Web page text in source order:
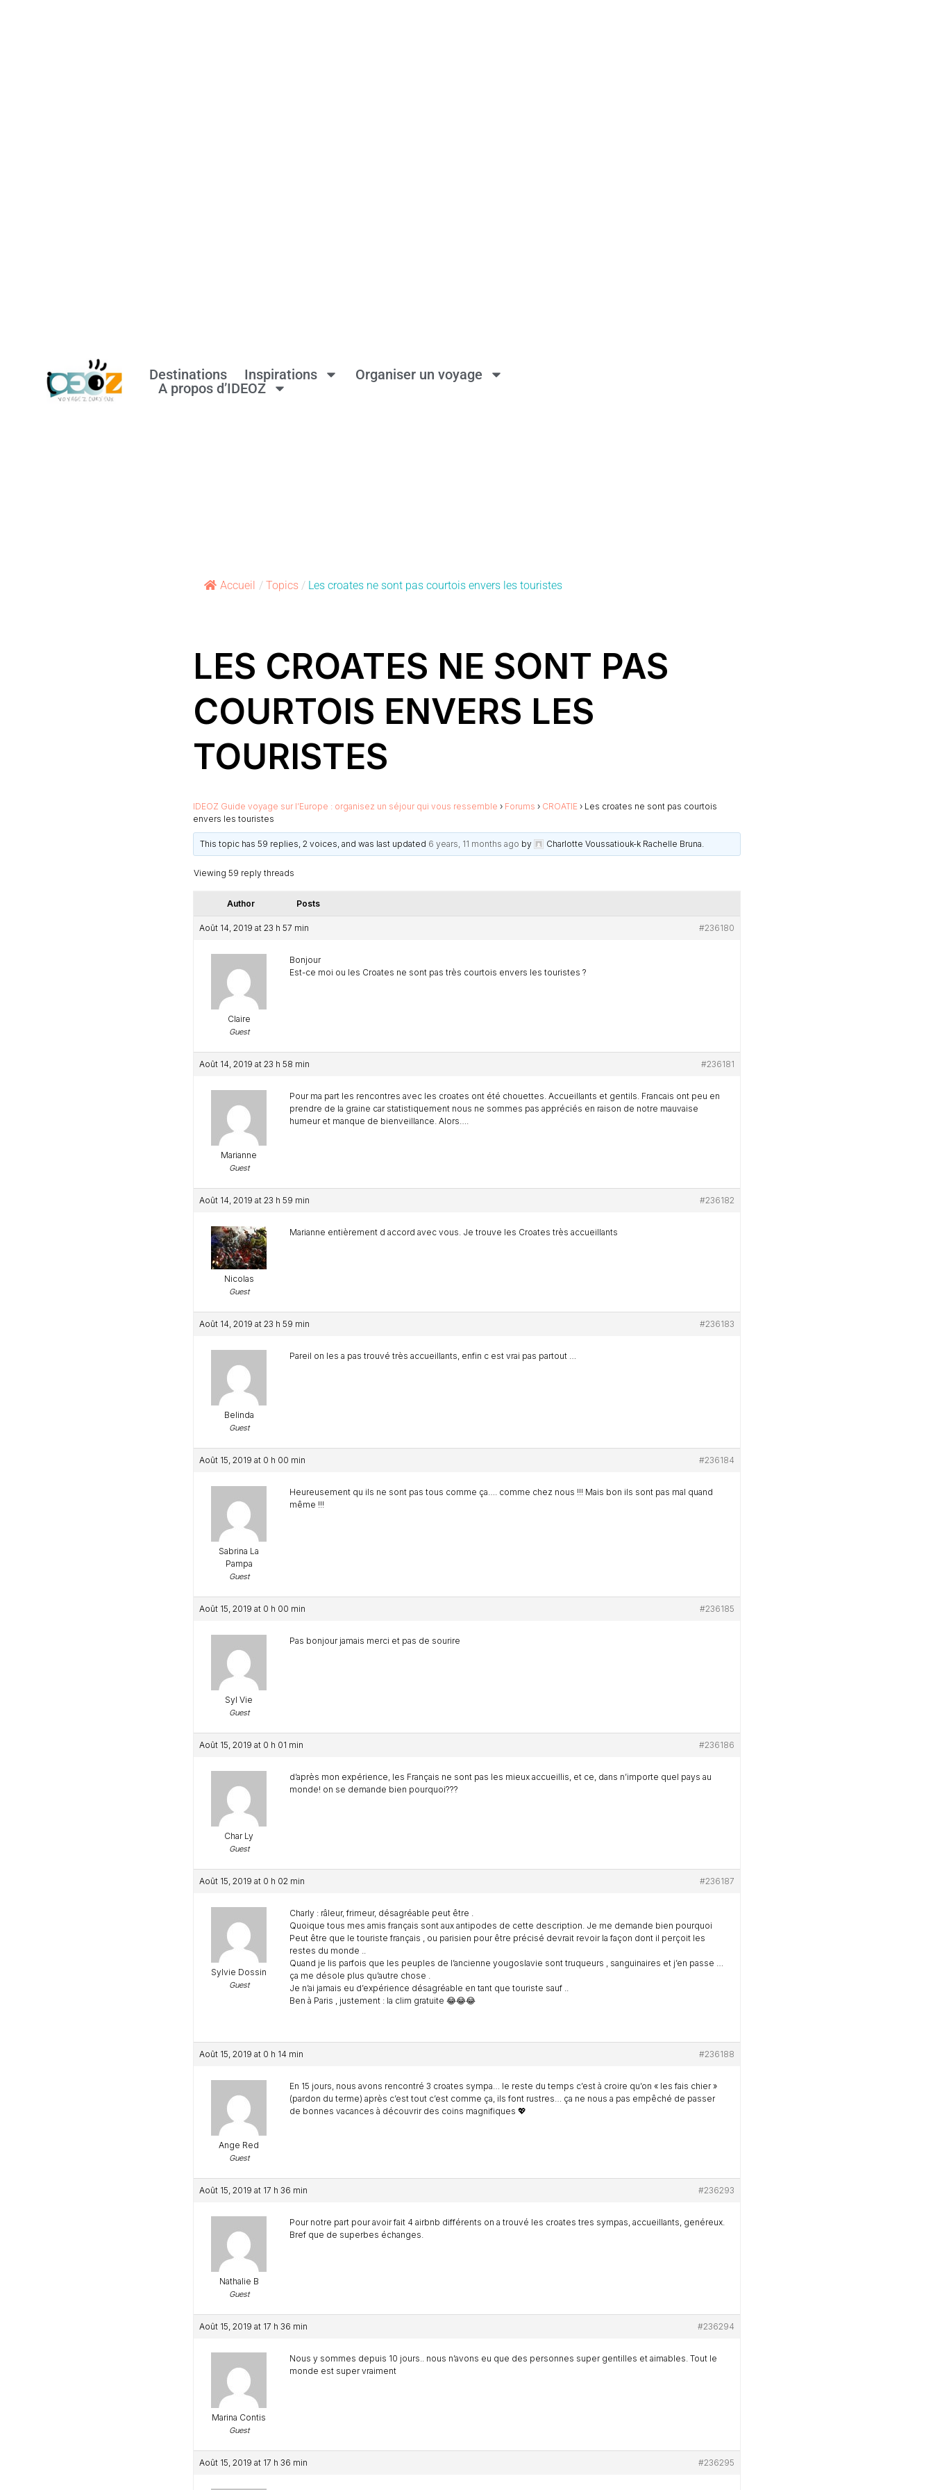
Destinations Inspirations
Organiser un voyage
A propos d’IDEOZ
Accueil / Topics / Les croates ne sont pas courtois envers les touristes
LES CROATES NE SONT PAS
COURTOIS ENVERS LES
TOURISTES
IDEOZ Guide voyage sur l’Europe : organisez un séjour qui vous ressemble › Forums › CROATIE › Les croates ne sont pas courtois
envers les touristes
This topic has 59 replies, 2 voices, and was last updated 6 years, 11 months ago by Charlotte Voussatiouk-k Rachelle Bruna
Viewing 59 reply threads
Author Posts
Août 14, 2019 at 23 h 57 min #236180
Claire
Guest
Bonjour
Est-ce moi ou les Croates ne sont pas très courtois envers les touristes ?
Août 14, 2019 at 23 h 58 min #236181
Marianne
Guest
Pour ma part les rencontres avec les croates ont été chouettes. Accueillants et gentils. Francais ont peu en
prendre de la graine car statistiquement nous ne sommes pas appréciés en raison de notre mauvaise
humeur et manque de bienveillance. Alors….
Août 14, 2019 at 23 h 59 min #236182
Nicolas
Guest
Marianne entièrement d accord avec vous. Je trouve les Croates très accueillants
Août 14, 2019 at 23 h 59 min #236183
Belinda
Guest
Pareil on les a pas trouvé très accueillants, enfin c est vrai pas partout …
Août 15, 2019 at 0 h 00 min #236184
Sabrina La
Pampa
Guest
Heureusement qu ils ne sont pas tous comme ça…. comme chez nous !!! Mais bon ils sont pas mal quand
même !!!
Août 15, 2019 at 0 h 00 min #236185
Syl Vie
Guest
Pas bonjour jamais merci et pas de sourire
Août 15, 2019 at 0 h 01 min #236186
Char Ly
Guest
d’après mon expérience, les Français ne sont pas les mieux accueillis, et ce, dans n’importe quel pays au
monde! on se demande bien pourquoi???
Août 15, 2019 at 0 h 02 min #236187
Sylvie Dossin
Guest
Charly : râleur, frimeur, désagréable peut être .
Quoique tous mes amis français sont aux antipodes de cette description. Je me demande bien pourquoi
Peut être que le touriste français , ou parisien pour être précisé devrait revoir la façon dont il perçoit les
restes du monde ..
Quand je lis parfois que les peuples de l’ancienne yougoslavie sont truqueurs , sanguinaires et j’en passe …
ça me désole plus qu’autre chose .
Je n’ai jamais eu d’expérience désagréable en tant que touriste sauf ..
Ben à Paris , justement : la clim gratuite 😂😂😂
Août 15, 2019 at 0 h 14 min #236188
Ange Red
Guest
En 15 jours, nous avons rencontré 3 croates sympa… le reste du temps c’est à croire qu’on « les fais chier »
(pardon du terme) après c’est tout c’est comme ça, ils font rustres… ça ne nous a pas empêché de passer
de bonnes vacances à découvrir des coins magnifiques 💖
Août 15, 2019 at 17 h 36 min #236293
Nathalie B
Guest
Pour notre part pour avoir fait 4 airbnb différents on a trouvé les croates tres sympas, accueillants, genéreux.
Bref que de superbes échanges.
Août 15, 2019 at 17 h 36 min #236294
Marina Contis
Guest
Nous y sommes depuis 10 jours.. nous n’avons eu que des personnes super gentilles et aimables. Tout le
monde est super vraiment
Août 15, 2019 at 17 h 36 min #236295